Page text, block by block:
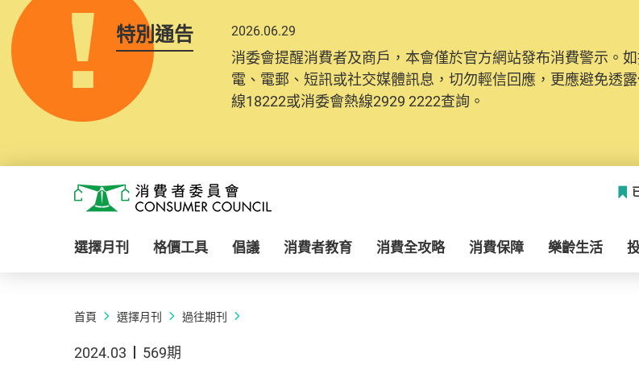
特別通告 2026.06.29
消委會提醒消費者及商戶，本會僅於官方網站發布消費警示。
電、電郵、短訊或社交媒體訊息，切勿輕信回應，更應避免透
線18222或消委會熱線2929 2222查詢。
消費者委員會
選擇月刊 格價工具 倡議 消費者教育 消費全攻略 消費保障 樂齡生活
首頁 選擇月刊 過往期刊
2024.03 569期